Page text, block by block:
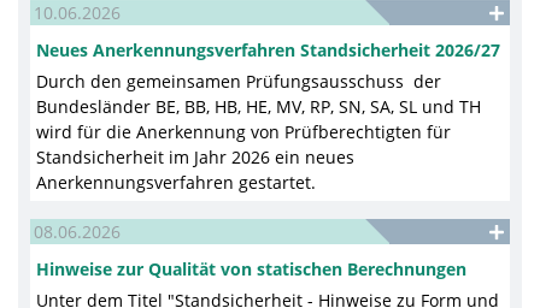
10.06.2026
Neues Anerkennungsverfahren Standsicherheit 2026/27
Durch den gemeinsamen Prüfungsausschuss der
Bundesländer BE, BB, HB, HE, MV, RP, SN, SA, SL und TH
wird für die Anerkennung von Prüfberechtigten für
Standsicherheit im Jahr 2026 ein neues
Anerkennungsverfahren gestartet.
08.06.2026
Hinweise zur Qualität von statischen Berechnungen
Unter dem Titel "Standsicherheit - Hinweise zu Form und